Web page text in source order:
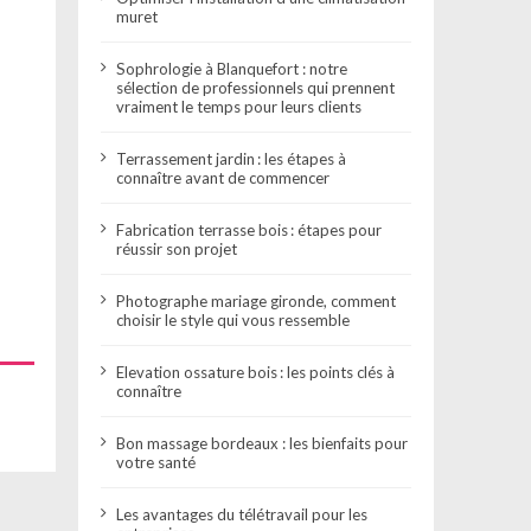
muret
Sophrologie à Blanquefort : notre
sélection de professionnels qui prennent
vraiment le temps pour leurs clients
Terrassement jardin : les étapes à
connaître avant de commencer
Fabrication terrasse bois : étapes pour
réussir son projet
Photographe mariage gironde, comment
choisir le style qui vous ressemble
Elevation ossature bois : les points clés à
connaître
Bon massage bordeaux : les bienfaits pour
votre santé
Les avantages du télétravail pour les